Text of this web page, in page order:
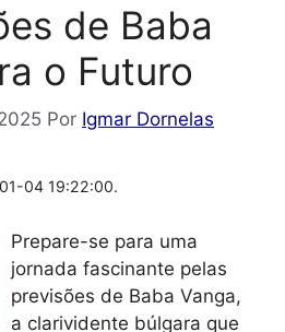
de Baba
o Futuro
Por Igmar Dornelas
04 19:22:00.
Prepare-se para uma
jornada fascinante pelas
previsões de Baba Vanga,
a clarividente búlgara que